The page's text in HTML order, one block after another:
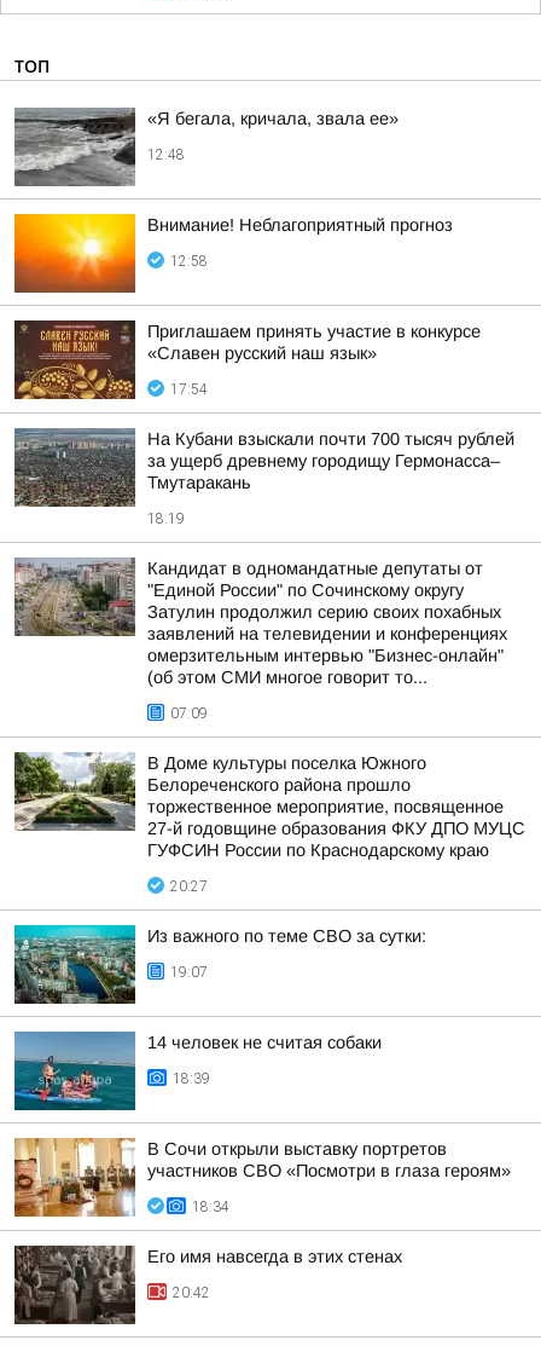
ТОП
«Я бегала, кричала, звала ее»
12:48
Внимание! Неблагоприятный прогноз
12:58
Приглашаем принять участие в конкурсе
«Славен русский наш язык»
17:54
На Кубани взыскали почти 700 тысяч рублей
за ущерб древнему городищу Гермонасса–
Тмутаракань
18:19
Кандидат в одномандатные депутаты от
"Единой России" по Сочинскому округу
Затулин продолжил серию своих похабных
заявлений на телевидении и конференциях
омерзительным интервью "Бизнес-онлайн"
(об этом СМИ многое говорит то...
07:09
В Доме культуры поселка Южного
Белореченского района прошло
торжественное мероприятие, посвященное
27-й годовщине образования ФКУ ДПО МУЦС
ГУФСИН России по Краснодарскому краю
20:27
Из важного по теме СВО за сутки:
19:07
14 человек не считая собаки
18:39
В Сочи открыли выставку портретов
участников СВО «Посмотри в глаза героям»
18:34
Его имя навсегда в этих стенах
20:42